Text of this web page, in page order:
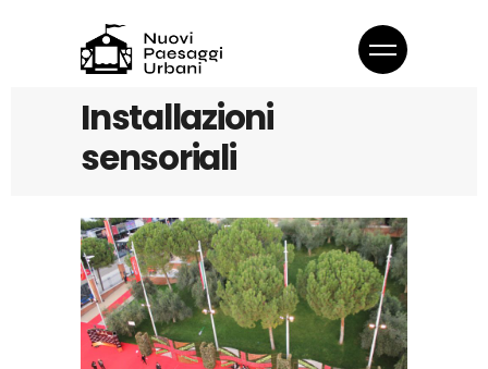
Installazioni
sensoriali